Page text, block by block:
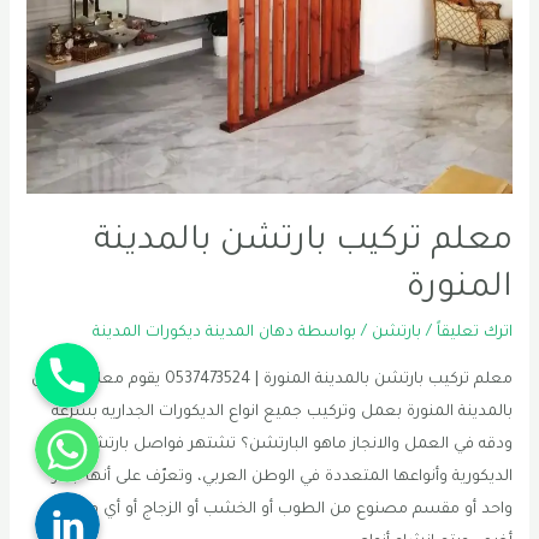
معلم تركيب بارتشن بالمدينة
المنورة
اترك تعليقاً / بارتشن / بواسطة دهان المدينة ديكورات المدينة
معلم تركيب بارتشن بالمدينة المنورة | 0537473524 يقوم معلم بارتشن
بالمدينة المنورة بعمل وتركيب جميع انواع الديكورات الجداريه بسرعه
ودقه في العمل والانجاز ماهو البارتشن؟ تشتهر فواصل بارتشن
الديكورية وأنواعها المتعددة في الوطن العربي، وتعرّف على أنها جدار
واحد أو مقسم مصنوع من الطوب أو الخشب أو الزجاج أو أي مواد
Phone
WhatsApp
Linkedin